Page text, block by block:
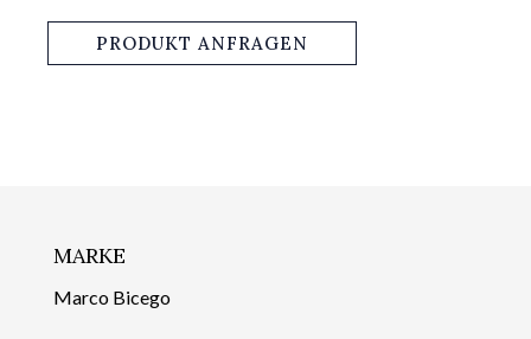
PRODUKT ANFRAGEN
MARKE
Marco Bicego